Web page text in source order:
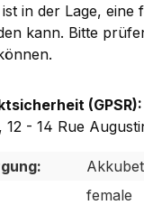
in der Lage,
kann. Bitte
(GPSR):
- 14 Rue
female